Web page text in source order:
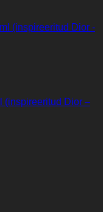
(inspireeritud Dior –